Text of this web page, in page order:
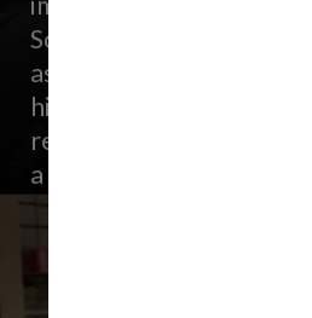
Scranton está em busca
assunto quando
histórico que está
revivê-lo com
a descrição